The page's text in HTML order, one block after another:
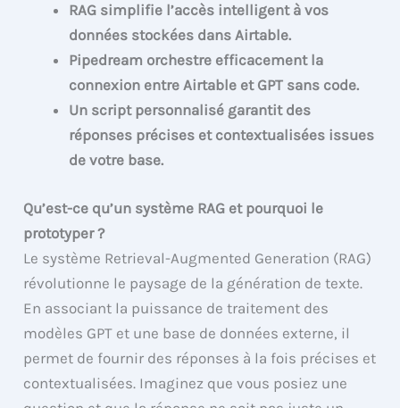
RAG simplifie l’accès intelligent à vos
données stockées dans Airtable.
Pipedream orchestre efficacement la
connexion entre Airtable et GPT sans code.
Un script personnalisé garantit des
réponses précises et contextualisées issues
de votre base.
Qu’est-ce qu’un système RAG et pourquoi le
prototyper ?
Le système Retrieval-Augmented Generation (RAG)
révolutionne le paysage de la génération de texte.
En associant la puissance de traitement des
modèles GPT et une base de données externe, il
permet de fournir des réponses à la fois précises et
contextualisées. Imaginez que vous posiez une